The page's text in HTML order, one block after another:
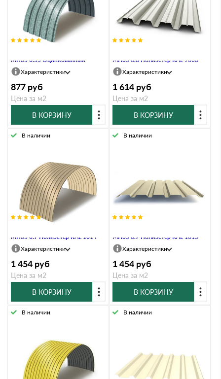
МП35 0.55 Оцинкованный
Характеристики
877 руб
Цена за м2
В КОРЗИНУ
МП35 0.8 Полиэстер RAL 9003
Характеристики
1 614 руб
Цена за м2
В КОРЗИНУ
МП35 0.7 Полиэстер RAL 1014
В наличии
Характеристики
1 454 руб
Цена за м2
В КОРЗИНУ
МП35 0.7 Полиэстер RAL 1015
В наличии
Характеристики
1 454 руб
Цена за м2
В КОРЗИНУ
В наличии В наличии